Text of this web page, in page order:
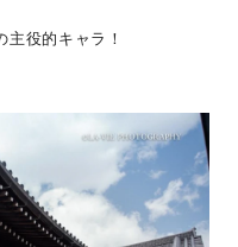
役的キャラ！